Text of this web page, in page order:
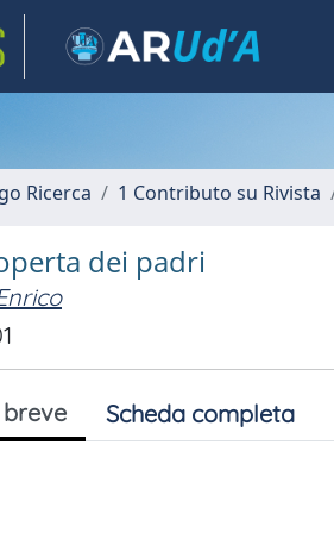
Ricerca 1 Contributo su Rivista
dei padri
breve Scheda completa